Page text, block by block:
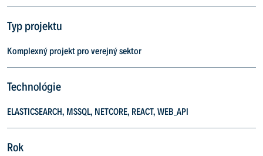
Typ projektu
Komplexný projekt pro verejný sektor
Technológie
ELASTICSEARCH, MSSQL, NETCORE, REACT, WEB_API
Rok